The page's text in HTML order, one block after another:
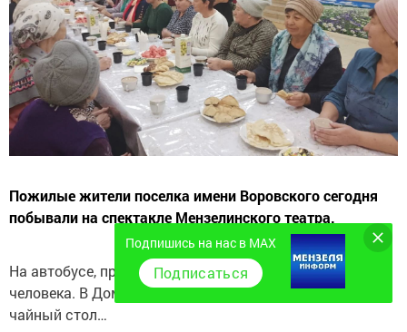
Пожилые жители поселка имени Воровского сегодня
побывали на спектакле Мензелинского театра.
На автобусе, предоставленном театром, съездили 42
человека. В Доме культуры поселка был организован
чайный стол…
Подпишись на нас в MAX
Подписаться